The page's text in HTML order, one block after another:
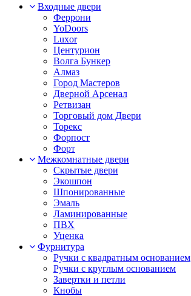
Входные двери
Феррони
YoDoors
Luxor
Центурион
Волга Бункер
Алмаз
Город Мастеров
Дверной Арсенал
Ретвизан
Торговый дом Двери
Торекс
Форпост
Форт
Межкомнатные двери
Скрытые двери
Экошпон
Шпонированные
Эмаль
Ламинированные
ПВХ
Уценка
Фурнитура
Ручки с квадратным основанием
Ручки с круглым основанием
Завертки и петли
Кнобы